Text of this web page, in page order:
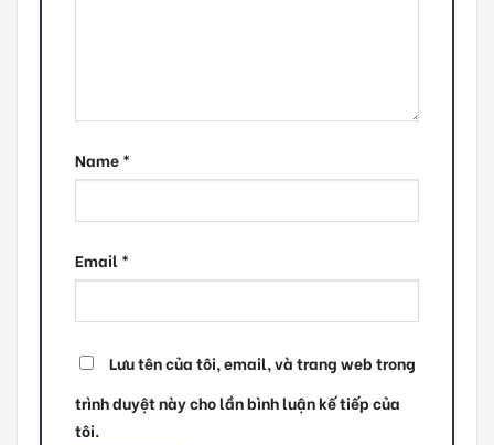
Name*
Email*
Lưu tên của tôi, email, và trang web trong
trình duyệt này cho lần bình luận kế tiếp của
tôi.